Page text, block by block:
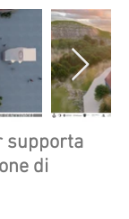
supporta
di